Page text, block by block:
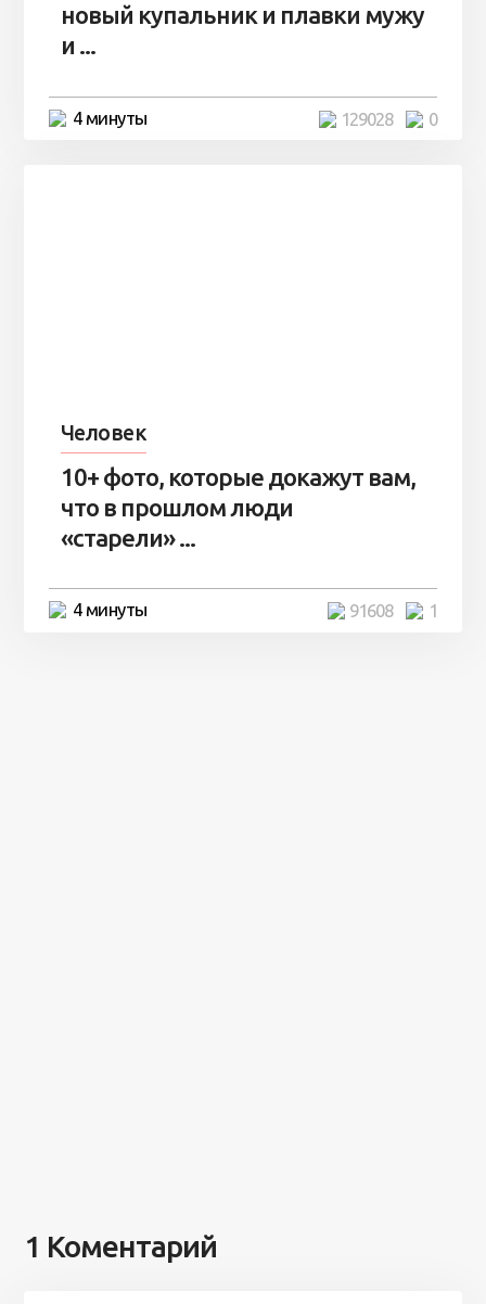
новый купальник и плавки мужу
и ...
4 минуты 0
129028
Человек
10+ фото, которые докажут вам,
что в прошлом люди
«старели» ...
4 минуты 1
91608
1 Коментарий